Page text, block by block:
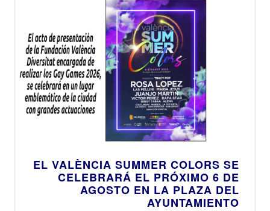
EL VALÈNCIA SUMMER COLORS SE
CELEBRARÁ EL PRÓXIMO 6 DE
AGOSTO EN LA PLAZA DEL
AYUNTAMIENTO